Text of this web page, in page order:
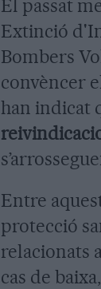
El passat
Extinció
Bombers
convèncer
han indicat
Entre
protecció
relacionats
cas de